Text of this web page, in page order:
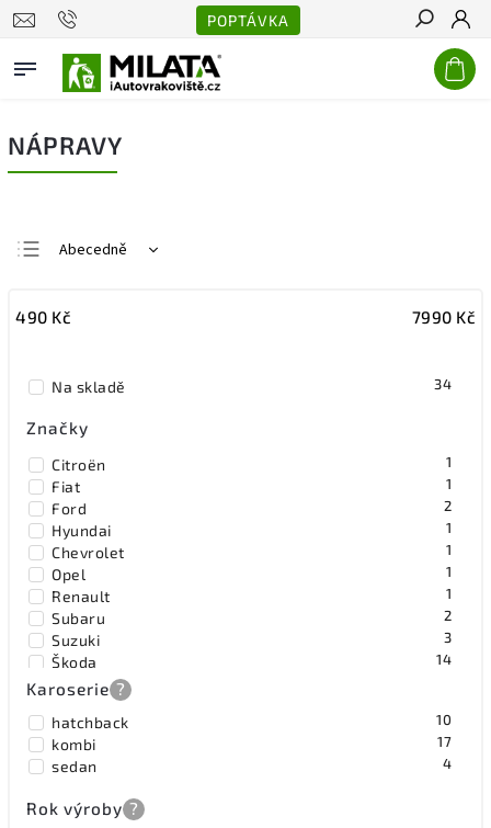
POPTÁVKA
Hledat
NÁPRAVY
Abecedně
Nejdražší
490 Kč 7990 Kč
Na skladě 34
Značky
Citroën 1
Fiat 1
Ford 2
Hyundai 1
Chevrolet 1
Opel 1
Renault 1
Subaru 2
Suzuki 3
Škoda 14
Toyota
Volkswagen
Karoserie ?
hatchback 10
kombi 17
sedan 4
Rok výroby ?